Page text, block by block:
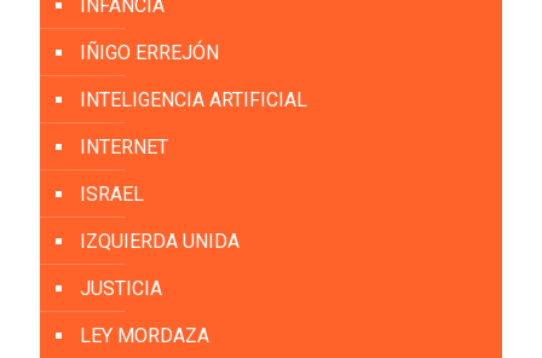
INFANCIA
IÑIGO ERREJÓN
INTELIGENCIA ARTIFICIAL
INTERNET
ISRAEL
IZQUIERDA UNIDA
JUSTICIA
LEY MORDAZA